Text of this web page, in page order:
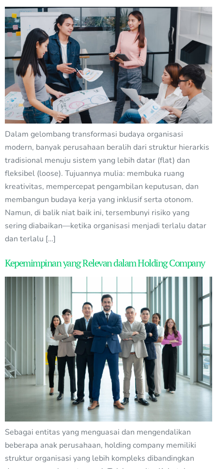
Dalam gelombang transformasi budaya organisasi
modern, banyak perusahaan beralih dari struktur hierarkis
tradisional menuju sistem yang lebih datar (flat) dan
fleksibel (loose). Tujuannya mulia: membuka ruang
kreativitas, mempercepat pengambilan keputusan, dan
membangun budaya kerja yang inklusif serta otonom.
Namun, di balik niat baik ini, tersembunyi risiko yang
sering diabaikan—ketika organisasi menjadi terlalu datar
dan terlalu […]
Kepemimpinan yang Relevan dalam Holding Company
Sebagai entitas yang menguasai dan mengendalikan
beberapa anak perusahaan, holding company memiliki
struktur organisasi yang lebih kompleks dibandingkan